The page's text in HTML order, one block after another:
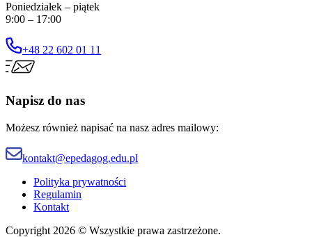
Poniedziałek – piątek
9:00 – 17:00
+48 22 602 01 11
Napisz do nas
Możesz również napisać na nasz adres mailowy:
kontakt@epedagog.edu.pl
Polityka prywatności
Regulamin
Kontakt
Copyright 2026 © Wszystkie prawa zastrzeżone.